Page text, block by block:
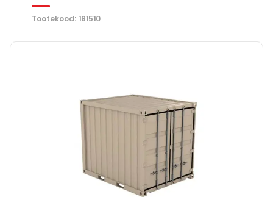
Tootekood: 181510